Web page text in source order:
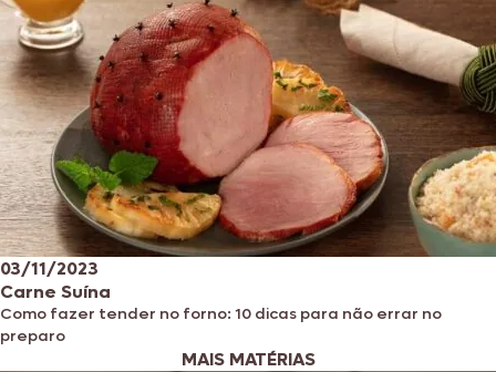
03/11/2023
Carne Suína
Como fazer tender no forno: 10 dicas para não errar no
preparo
MAIS MATÉRIAS